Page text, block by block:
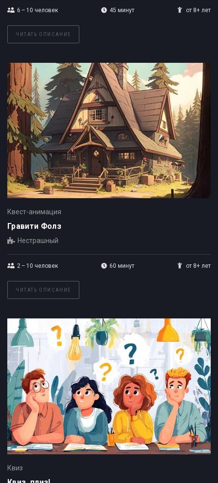
6 – 10 человек 45 минут от 8+ лет
ЧИТАТЬ ОПИСАНИЕ
Квест-анимация
Гравити Фолз
Нестрашный
2 – 10 человек 60 минут от 8+ лет
ЧИТАТЬ ОПИСАНИЕ
Квиз